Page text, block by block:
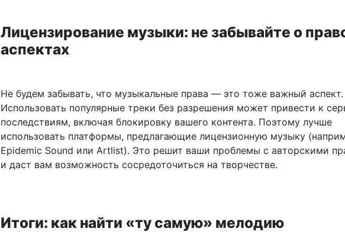
Лицензирование музыки: не забывайте о
аспектах
Не будем забывать, что музыкальные права — это тоже важный аспект.
Использовать популярные треки без разрешения может привести к
последствиям, включая блокировку вашего контента. Поэтому лучше
использовать платформы, предлагающие лицензионную музыку
Epidemic Sound или Artlist). Это решит ваши проблемы с авторскими
и даст вам возможность сосредоточиться на творчестве.
Итоги: как найти «ту самую» мелодию